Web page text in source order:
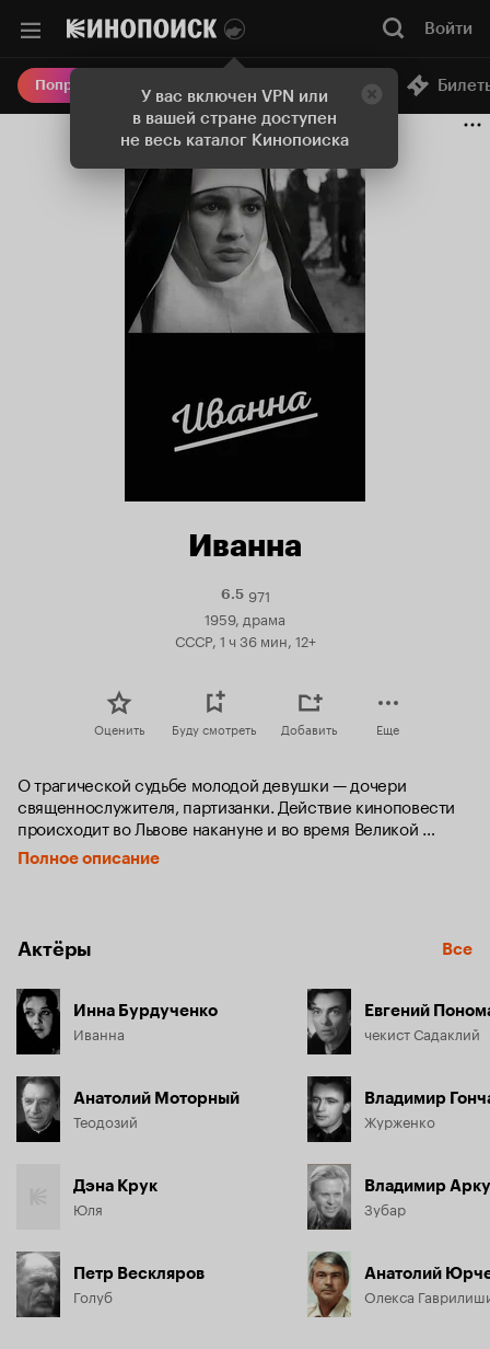
У вас включен VPN или
в вашей стране доступен
не весь каталог Кинопоиска
Войти
Попробовать Плюс Онлайн-кинотеатр
Иванна
6.5Рейтинг
Кинопоиска
6.5
971
1959, драма
СССР, 1 ч 36 мин, 12+
Оценить Буду смотреть Добавить Еще
О трагической судьбе молодой девушки — дочери
священнослужителя, партизанки. Действие киноповести
происходит во Львове накануне и во время Великой
Отечественной войны. В 1960 году фильм был лидером
кинопроката в СССР.
Полное описание
Актёры Все
Инна Бурдученко
Иванна
Анатолий Моторный
Теодозий
Дэна Крук
Юля
Петр Вескляров
Голуб
Евгений
чекист Садаклий
Владимир
Журженко
Владимир
Зубар
Анатолий
Олекса